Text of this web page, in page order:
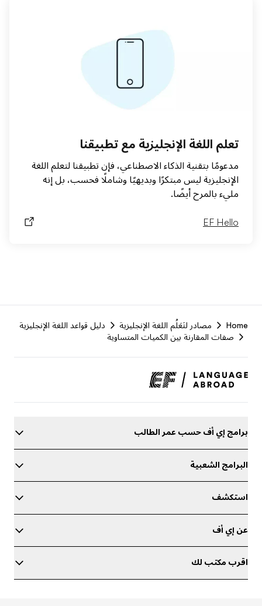
تعلم اللغة الإنجليزية مع تطبيقنا
مدعومًا بتقنية الذكاء الاصطناعي، فإن تطبيقنا لتعلم اللغة
الإنجليزية ليس مبتكرًا وبديهيًا وشاملًا فحسب، بل إنه
مليء بالمرح أيضًا.
EF Hello
Home مصادر لتَعَلُم اللغة الإنجليزية
دليل قواعد اللغة الإنجليزية
صفات المقارنة بين الكميات المتساوية
برامج إي أف حسب عمر الطالب
البرامج الشعبية
استكشف
عن إي أف
اقرب مكتب لك